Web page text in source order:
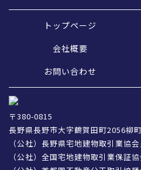
トップページ
会社概要
お問い合わせ
〒380-0815
長野県長野市大字鶴賀田町2056柳
（公社）長野県宅地建物取引業協会
（公社）全国宅地建物取引業保証